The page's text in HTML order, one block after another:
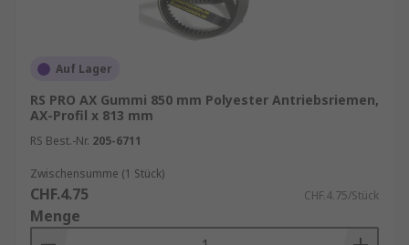
Auf Lager
RS PRO AX Gummi 850 mm Polyester Antriebsriemen,
AX-Profil x 813 mm
RS Best.-Nr. 205-6711
Zwischensumme (1 Stück)
CHF.4.75 CHF.4.75/Stück
Menge